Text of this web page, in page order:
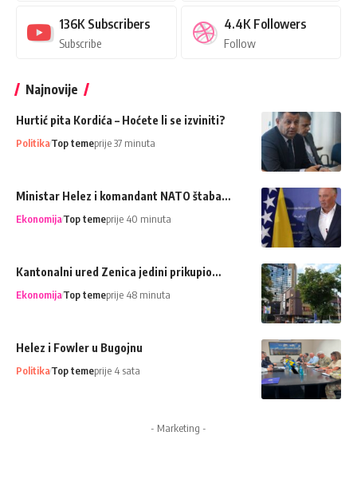
136K Subscribers
Subscribe
4.4K Followers
Follow
Najnovije
Hurtić pita Kordića – Hoćete li se izviniti?
PolitikaTop temeprije 37 minuta
Ministar Helez i komandant NATO štaba…
EkonomijaTop temeprije 40 minuta
Kantonalni ured Zenica jedini prikupio…
EkonomijaTop temeprije 48 minuta
Helez i Fowler u Bugojnu
PolitikaTop temeprije 4 sata
- Marketing -